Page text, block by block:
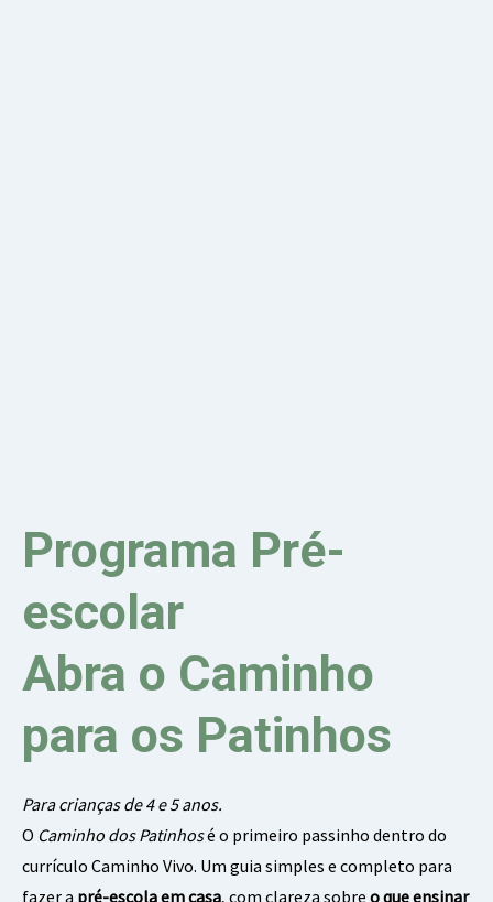
Programa Pré-
escolar
Abra o Caminho
para os Patinhos
Para crianças de 4 e 5 anos.
O Caminho dos Patinhosé o primeiro passinho dentro do
currículo Caminho Vivo. Um guia simples e completo para
fazer a pré-escola em casa, com clareza sobre o que ensinar